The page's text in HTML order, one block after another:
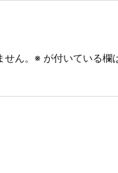
ん。 ※ が付いている欄